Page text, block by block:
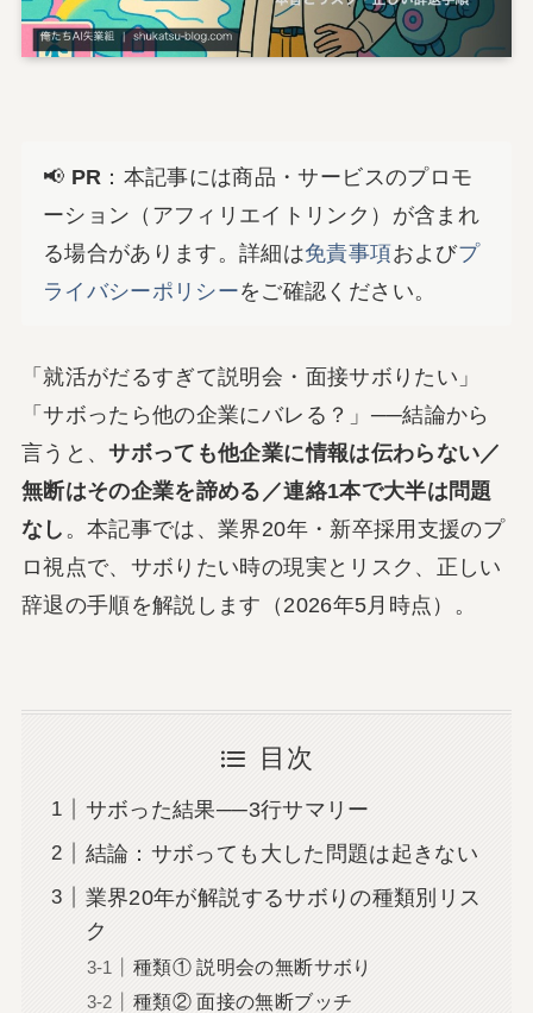
📢 PR ：本記事には商品・サービスのプロモ
ーション（アフィリエイトリンク）が含まれ
る場合があります。詳細は免責事項およびプ
ライバシーポリシーをご確認ください。
「就活がだるすぎて説明会・面接サボりたい」
「サボったら他の企業にバレる？」──結論から
言うと、サボっても他企業に情報は伝わらない／
無断はその企業を諦める／連絡1本で大半は問題
なし 。本記事では、業界20年・新卒採用支援のプ
ロ視点で、サボりたい時の現実とリスク、正しい
辞退の手順を解説します（2026年5月時点）。
目次
サボった結果──3行サマリー
結論：サボっても大した問題は起きない
業界20年が解説するサボりの種類別リス
ク
種類① 説明会の無断サボり
種類② 面接の無断ブッチ